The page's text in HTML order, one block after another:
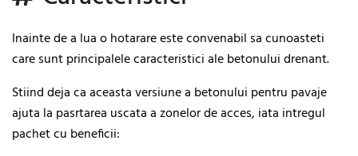
Inainte de a lua o hotarare este convenabil sa cunoasteti
care sunt principalele caracteristici ale betonului drenant.
Stiind deja ca aceasta versiune a betonului pentru pavaje
ajuta la pasrtarea uscata a zonelor de acces, iata intregul
pachet cu beneficii: